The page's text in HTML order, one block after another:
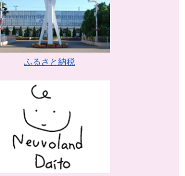
ふるさと納税